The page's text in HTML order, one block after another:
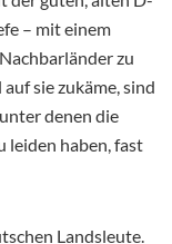
– mit einem
zu
sie zukäme, sind
denen die
leiden haben, fast
Landsleute.